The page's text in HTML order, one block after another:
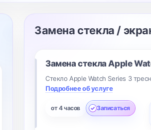
Замена стекла /
Замена стеклаApple
Стекло Apple Watch Series 3
Подробнее об услуге
от 4 часов Записаться